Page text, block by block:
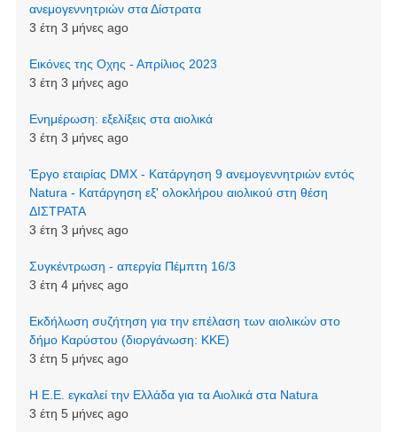
ανεμογεννητριών στα Δίστρατα
3 έτη 3 μήνες ago
Εικόνες της Οχης - Απρίλιος 2023
3 έτη 3 μήνες ago
Ενημέρωση: εξελίξεις στα αιολικά
3 έτη 3 μήνες ago
Έργο εταιρίας DMX - Κατάργηση 9 ανεμογεννητριών εντός
Natura - Κατάργηση εξ' ολοκλήρου αιολικού στη θέση
ΔΙΣΤΡΑΤΑ
3 έτη 3 μήνες ago
Συγκέντρωση - απεργία Πέμπτη 16/3
3 έτη 4 μήνες ago
Εκδήλωση συζήτηση για την επέλαση των αιολικών στο
δήμο Καρύστου (διοργάνωση: ΚΚΕ)
3 έτη 5 μήνες ago
Η Ε.Ε. εγκαλεί την Ελλάδα για τα Αιολικά στα Natura
3 έτη 5 μήνες ago